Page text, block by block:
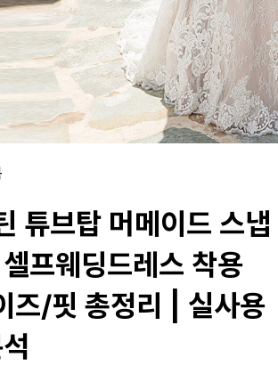
튜브탑 머메이드 스냅
프웨딩드레스 착용
즈/핏 총정리 | 실사용